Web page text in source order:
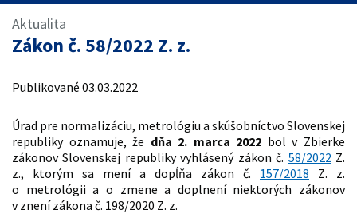
Úvod
Aktualita
Zákon č. 58/2022 Z. z.
Publikované 03.03.2022
Úrad pre normalizáciu, metrológiu a skúšobníctvo Slovenskej
republiky oznamuje, že dňa 2. marca 2022 bol v Zbierke
zákonov Slovenskej republiky vyhlásený zákon č. 58/2022Z.
z., ktorým sa mení a dopĺňa zákon č. 157/2018 Z. z.
o metrológii a o zmene a doplnení niektorých zákonov
v znení zákona č. 198/2020 Z. z.